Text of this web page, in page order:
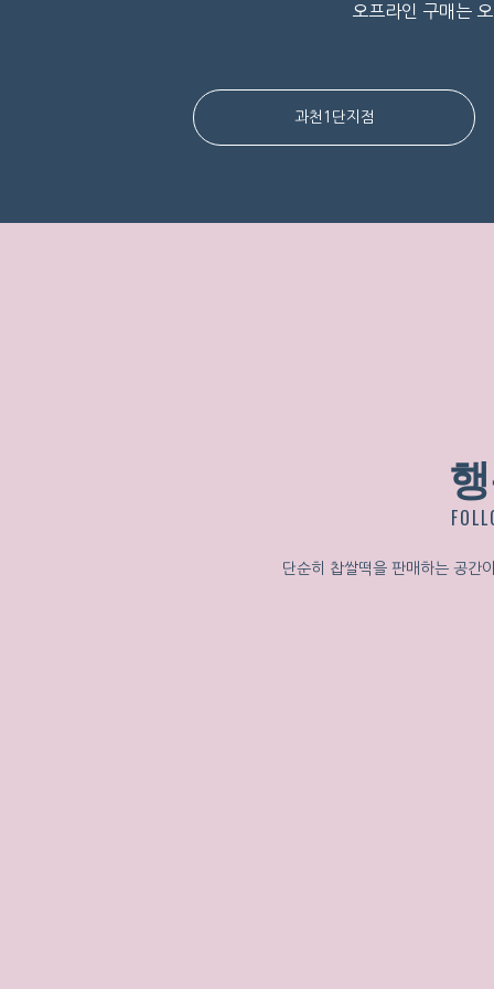
오프라인 구매는
과천1단지점
단순히 찹쌀떡을 판매하는 공간